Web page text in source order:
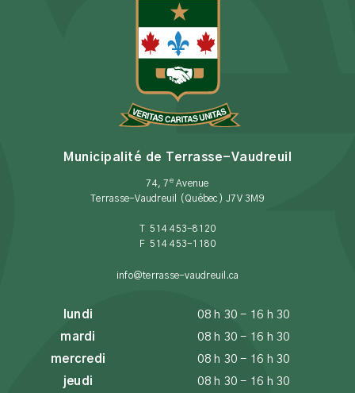
Municipalité de Terrasse-Vaudreuil
74, 7 eAvenue
Terrasse-Vaudreuil (Québec) J7V 3M9
T 514 453-8120
F 514 453-1180
info@terrasse-vaudreuil.ca
lundi
08 h 30 - 16 h 30
mardi
08 h 30 - 16 h 30
mercredi
08 h 30 - 16 h 30
jeudi
08 h 30 - 16 h 30